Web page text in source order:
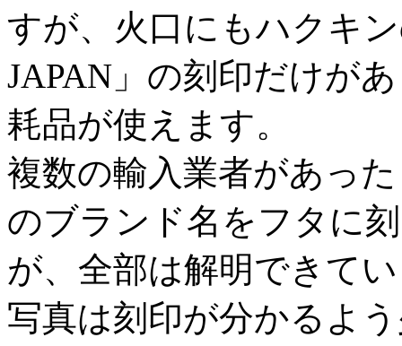
すが、火口にもハクキ
JAPAN」の刻印だけが
耗品が使えます。
複数の輸入業者があっ
のブランド名をフタに
が、全部は解明できて
写真は刻印が分かるよ